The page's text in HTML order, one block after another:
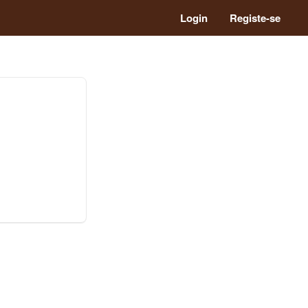
Login Registe-se